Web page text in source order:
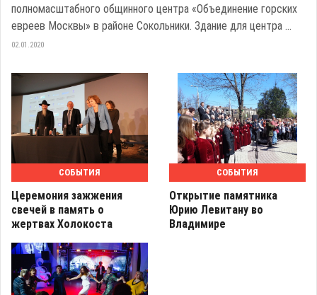
полномасштабного общинного центра «Объединение горских
евреев Москвы» в районе Сокольники. Здание для центра ...
02.01.2020
СОБЫТИЯ
Церемония зажжения
свечей в память о
жертвах Холокоста
СОБЫТИЯ
Открытие памятника
Юрию Левитану во
Владимире